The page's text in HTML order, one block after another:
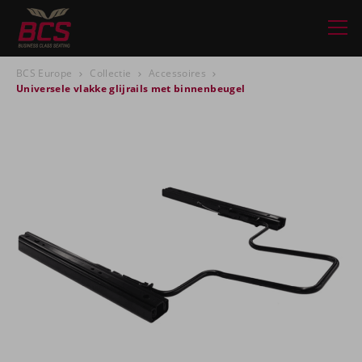
BCS Europe Collectie
Accessoires
Universele vlakke glijrails met binnenbeugel